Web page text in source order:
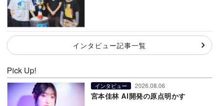
インタビュー記事一覧
Pick Up!
インタビュー 2026.08.06
宮本佳林 AI開発の原点明かす